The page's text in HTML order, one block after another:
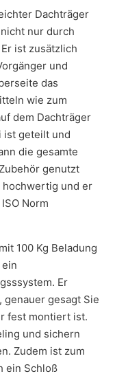
Dachträger
nur durch
ist zusätzlich
und
das
wie zum
dem Dachträger
ist geteilt und
die gesamte
genutzt
hochwertig und er
Norm
100 Kg Beladung
Er
gesagt Sie
fest montiert ist.
und sichern
Zudem ist zum
ein Schloß